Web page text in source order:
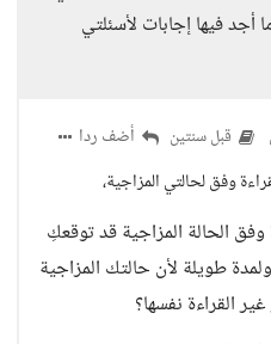
أجد فيها إجابات لأسئلتي
قبل سنتين
أضف ردا
وفق لحالتي المزاجية،
وفق الحالة المزاجية قد توقعكِ
طويلة لأن حالتك المزاجية
القراءة نفسها؟